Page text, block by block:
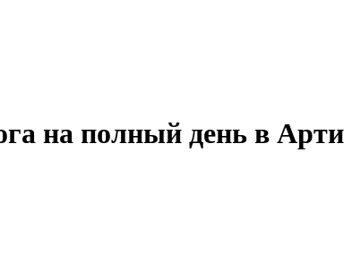
на полный день в Арти